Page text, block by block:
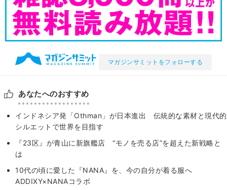
マガジンサミットをフォローする
あなたへのおすすめ
インドネシア発「Othman」が日本進出 伝統的な素材と現代的
シルエットで世界を目指す
『23区』が青山に新旗艦店 “モノを売る店”を超えた新戦略と
は
10代の頃に愛した『NANA』を、今の自分が着る服へ
ADDIXY×NANAコラボ